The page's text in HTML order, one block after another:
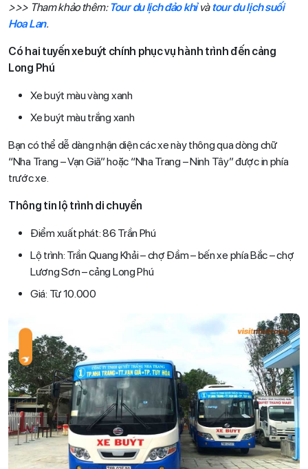
>>> Tham khảo thêm: Tour du lịch đảo khỉvàtour du lịch suối
Hoa Lan.
Có hai tuyến xe buýt chính phục vụ hành trình đến cảng
Long Phú
Xe buýt màu vàng xanh
Xe buýt màu trắng xanh
Bạn có thể dễ dàng nhận diện các xe này thông qua dòng chữ
“Nha Trang – Vạn Giã” hoặc “Nha Trang – Ninh Tây” được in phía
trước xe.
Thông tin lộ trình di chuyển
Điểm xuất phát: 86 Trần Phú
Lộ trình: Trần Quang Khải – chợ Đầm – bến xe phía Bắc – chợ
Lương Sơn – cảng Long Phú
Giá: Từ 10.000